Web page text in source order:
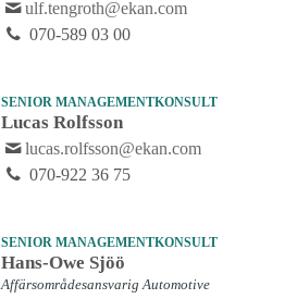
ulf.tengroth@ekan.com
070-589 03 00
SENIOR MANAGEMENTKONSULT
Lucas Rolfsson
lucas.rolfsson@ekan.com
070-922 36 75
SENIOR MANAGEMENTKONSULT
Hans-Owe Sjöö
Affärsområdesansvarig Automotive